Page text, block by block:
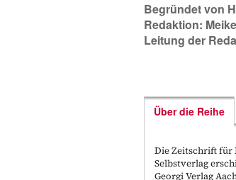
Begründet von
Redaktion:
Leitung der
Über die Reihe
Die Zeitschrift für
Selbstverlag
Georgi Verlag